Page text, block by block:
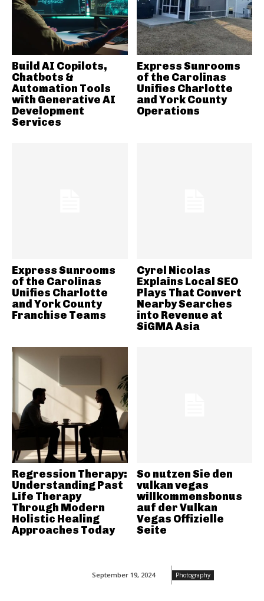
September 19, 2024 Photography
Build AI Copilots,
Chatbots &
Automation Tools
with Generative AI
Development
Services
Express Sunrooms
of the Carolinas
Unifies Charlotte
and York County
Operations
Express Sunrooms
of the Carolinas
Unifies Charlotte
and York County
Franchise Teams
Cyrel Nicolas
Explains Local SEO
Plays That Convert
Nearby Searches
into Revenue at
SiGMA Asia
Regression Therapy:
Understanding Past
Life Therapy
Through Modern
Holistic Healing
Approaches Today
So nutzen Sie den
vulkan vegas
willkommensbonus
auf der Vulkan
Vegas Offizielle
Seite